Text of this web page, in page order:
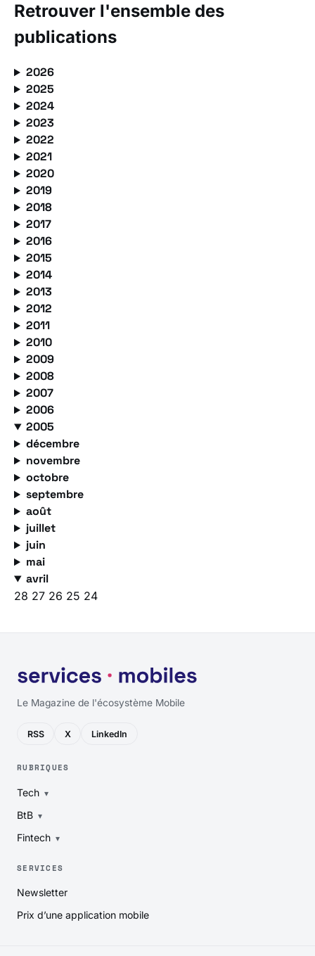
Retrouver l'ensemble des
publications
2026
2025
2024
2023
2022
2021
2020
2019
2018
2017
2016
2015
2014
2013
2012
2011
2010
2009
2008
2007
2006
2005
décembre
novembre
octobre
septembre
août
juillet
juin
mai
avril
28 27 26 25 24
Le Magazine de l'écosystème Mobile
RSS X LinkedIn
RUBRIQUES
Tech
BtB
Fintech
SERVICES
Newsletter
Prix d’une application mobile